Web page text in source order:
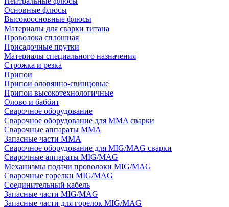
Основные флюсы
Высокоосновные флюсы
Материалы для сварки титана
Проволока сплошная
Присадочные прутки
Материалы специального назначения
Строжка и резка
Припои
Припои оловянно-свинцовые
Припои высокотехнологичные
Олово и баббит
Сварочное оборудование
Сварочное оборудование для MMA сварки
Сварочные аппараты MMA
Запасные части MMA
Сварочное оборудование для MIG/MAG сварки
Сварочные аппараты MIG/MAG
Механизмы подачи проволоки MIG/MAG
Сварочные горелки MIG/MAG
Соединительный кабель
Запасные части MIG/MAG
Запасные части для горелок MIG/MAG